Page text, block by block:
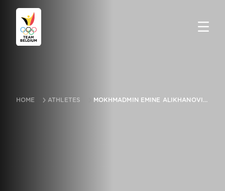
HOME ATHLETES MOKHMADMIN EMINE ALIKHANOVITCH MURDALOV